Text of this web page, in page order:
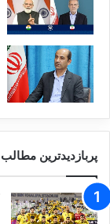
پربازدیدترین مطالب